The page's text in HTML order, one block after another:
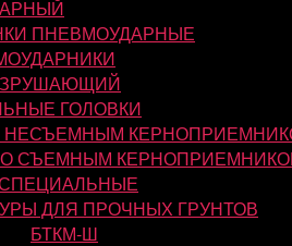
ПНЕВМОУДАРНЫЕ
ГОЛОВКИ
НЕСЪЕМНЫМ
СЪЕМНЫМ
ДЛЯ ПРОЧНЫХ ГРУНТОВ
БТКМ-Ш